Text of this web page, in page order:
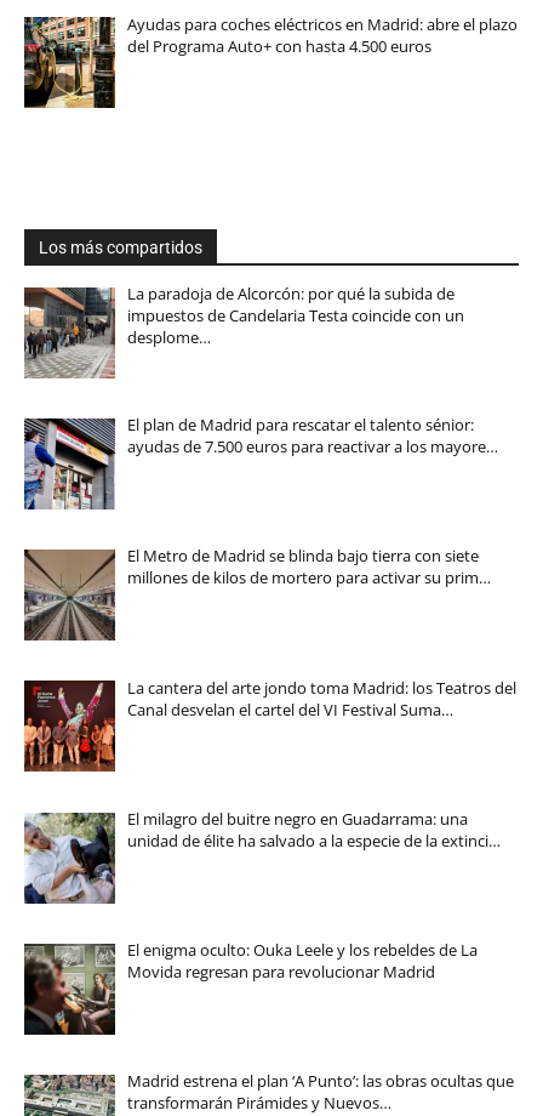
Ayudas para coches eléctricos en Madrid: abre el plazo
del Programa Auto+ con hasta 4.500 euros
Los más compartidos
La paradoja de Alcorcón: por qué la subida de
impuestos de Candelaria Testa coincide con un
desplome…
El plan de Madrid para rescatar el talento sénior:
ayudas de 7.500 euros para reactivar a los mayore…
El Metro de Madrid se blinda bajo tierra con siete
millones de kilos de mortero para activar su prim…
La cantera del arte jondo toma Madrid: los Teatros del
Canal desvelan el cartel del VI Festival Suma…
El milagro del buitre negro en Guadarrama: una
unidad de élite ha salvado a la especie de la extinci…
El enigma oculto: Ouka Leele y los rebeldes de La
Movida regresan para revolucionar Madrid
Madrid estrena el plan ‘A Punto’: las obras ocultas que
transformarán Pirámides y Nuevos…